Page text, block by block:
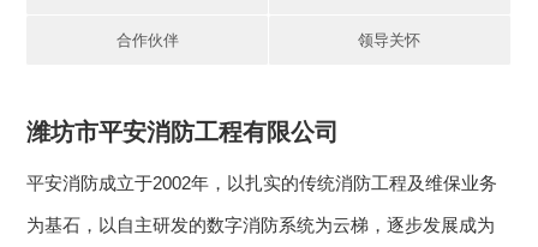
合作伙伴 领导关怀
潍坊市平安消防工程有限公司
平安消防成立于2002年，以扎实的传统消防工程及维保业务
为基石，以自主研发的数字消防系统为云梯，逐步发展成为